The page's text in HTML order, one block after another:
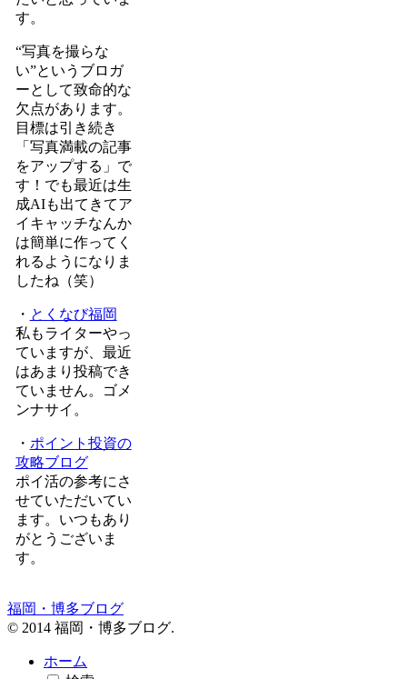
す。
“写真を撮らな
い”というブロガ
ーとして致命的な
欠点があります。
目標は引き続き
「写真満載の記事
をアップする」で
す！でも最近は生
成AIも出てきてア
イキャッチなんか
は簡単に作ってく
れるようになりま
したね（笑）
・ とくなび福岡
私もライターやっ
ていますが、最近
はあまり投稿でき
ていません。ゴメ
ンナサイ。
・ ポイント投資の
攻略ブログ
ポイ活の参考にさ
せていただいてい
ます。いつもあり
がとうございま
す。
福岡・博多ブログ
© 2014 福岡・博多ブログ.
ホーム